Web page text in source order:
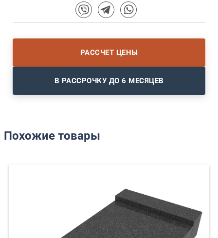
РАССЧЕТ ЦЕНЫ
В РАССРОЧКУ ДО 6 МЕСЯЦЕВ
Похожие товары